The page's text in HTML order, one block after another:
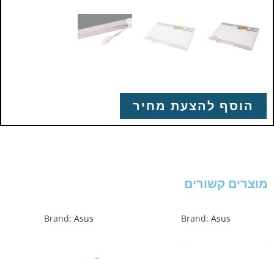
הוסף להצעת מחיר
מוצרים קשורים
Brand: Asus
Brand: Asus